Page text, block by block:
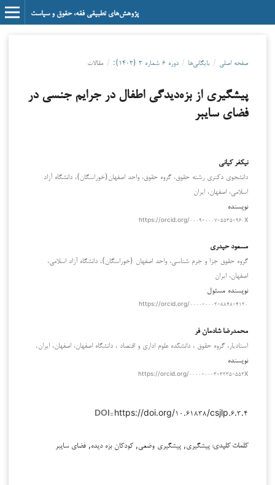
پژوهش‌های تطبیقی فقه، حقوق و سیاست
صفحه اصلی / بایگانی‌ها / دوره ۶ شماره ۳ (۱۴۰۳): / مقالات
پیشگیری از بزه‌دیدگی اطفال در جرایم جنسی در
فضای سایبر
نیکفر کیانی
دانشجوی دکتری رشته حقوق، گروه حقوق، واحد اصفهان(خوراسگان)، دانشگاه آزاد
اسلامی، اصفهان، ایران
نویسنده
https://orcid.org/۰۰۰۹-۰۰۰۷-۵۵۳۵-۹۶۰X
مسعود حيدري
گروه حقوق جزا و جرم شناسی، واحد اصفهان (خوراسگان)، دانشگاه آزاد اسلامی،
اصفهان، ایران
نویسنده مسئول
https://orcid.org/۰۰۰۰-۰۰۰۲-۸۸۴۸-۴۱۲۰
محمدرضا شادمان فر
استادیار، گروه حقوق ، دانشکده علوم اداری و اقتصاد ، دانشگاه اصفهان، اصفهان، ایران.
نویسنده
https://orcid.org/۰۰۰۰-۰۰۰۳-۳۲۳۵-۵۵۲X
DOI:: https://doi.org/۱۰.۶۱۸۳۸/csjlp.۶.۳.۴
کلمات کلیدی: پیشگیری, پیشگیری وضعی, کودکان بزه دیده, فضای سایبر